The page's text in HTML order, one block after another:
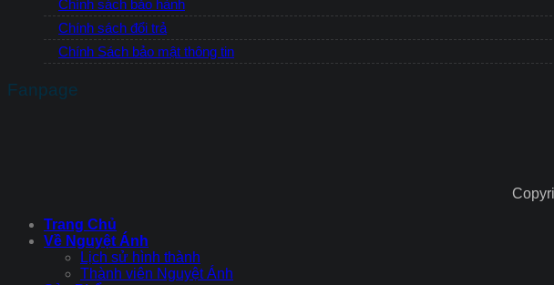
Chính sách bảo hành
Chính sách đổi trả
Chính Sách bảo mật thông tin
Fanpage
Trang Chủ
Về Nguyệt Ánh
Lịch sử hình thành
Thành viên Nguyệt Ánh